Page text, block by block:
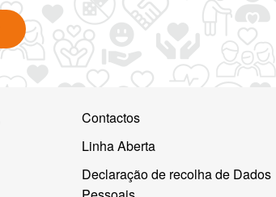
Contactos
Linha Aberta
Declaração de recolha de Dados